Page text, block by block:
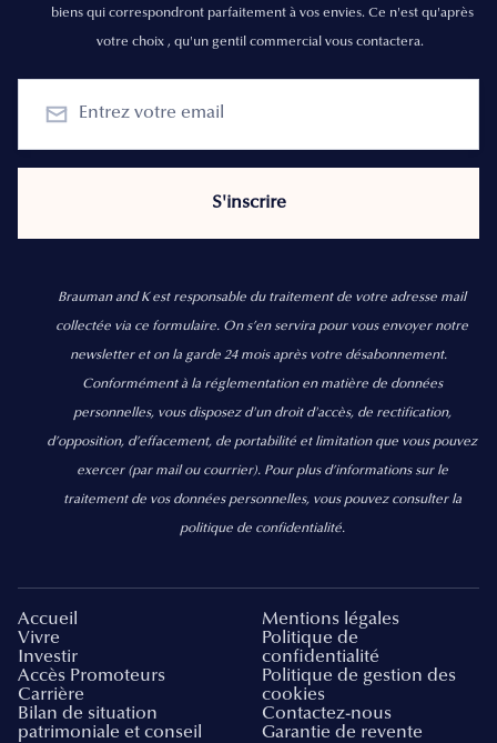
biens qui correspondront parfaitement à vos envies. Ce n'est qu'après
votre choix , qu'un gentil commercial vous contactera.
Brauman and K est responsable du traitement de votre adresse mail
collectée via ce formulaire. On s’en servira pour vous envoyer notre
newsletter et on la garde 24 mois après votre désabonnement.
Conformément à la réglementation en matière de données
personnelles, vous disposez d'un droit d'accès, de rectification,
d’opposition, d’effacement, de portabilité et limitation que vous pouvez
exercer (par mail ou courrier). Pour plus d’informations sur le
traitement de vos données personnelles, vous pouvez consulter la
politique de confidentialité.
Accueil
Vivre
Investir
Accès Promoteurs
Carrière
Bilan de situation
patrimoniale et conseil
Mentions légales
Politique de
confidentialité
Politique de gestion des
cookies
Contactez-nous
Garantie de revente